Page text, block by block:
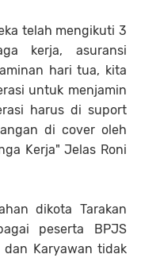
telah mengikuti 3
kerja, asuransi
hari tua, kita
untuk menjamin
harus di suport
di cover oleh
Kerja" Jelas Roni
dikota Tarakan
peserta BPJS
dan Karyawan tidak